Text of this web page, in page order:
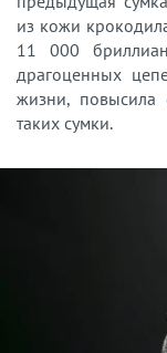
из кожи
11 000
драгоценных
жизни, повысила
таких сумки.